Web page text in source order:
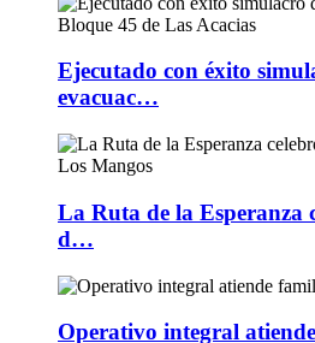
Ejecutado con éxito
evacuac…
La Ruta de la Esperanza
d…
Operativo integral